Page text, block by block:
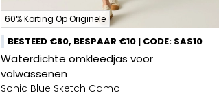
60% Korting Op Originele
BESTEED €80, BESPAAR €10 | CODE: SAS10
Waterdichte omkleedjas voor
volwassenen
Sonic Blue Sketch Camo